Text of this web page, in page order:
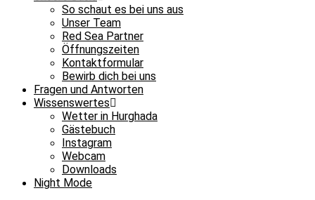
So schaut es bei uns aus
Unser Team
Red Sea Partner
Öffnungszeiten
Kontaktformular
Bewirb dich bei uns
Fragen und Antworten
Wissenswertes
Wetter in Hurghada
Gästebuch
Instagram
Webcam
Downloads
Night Mode